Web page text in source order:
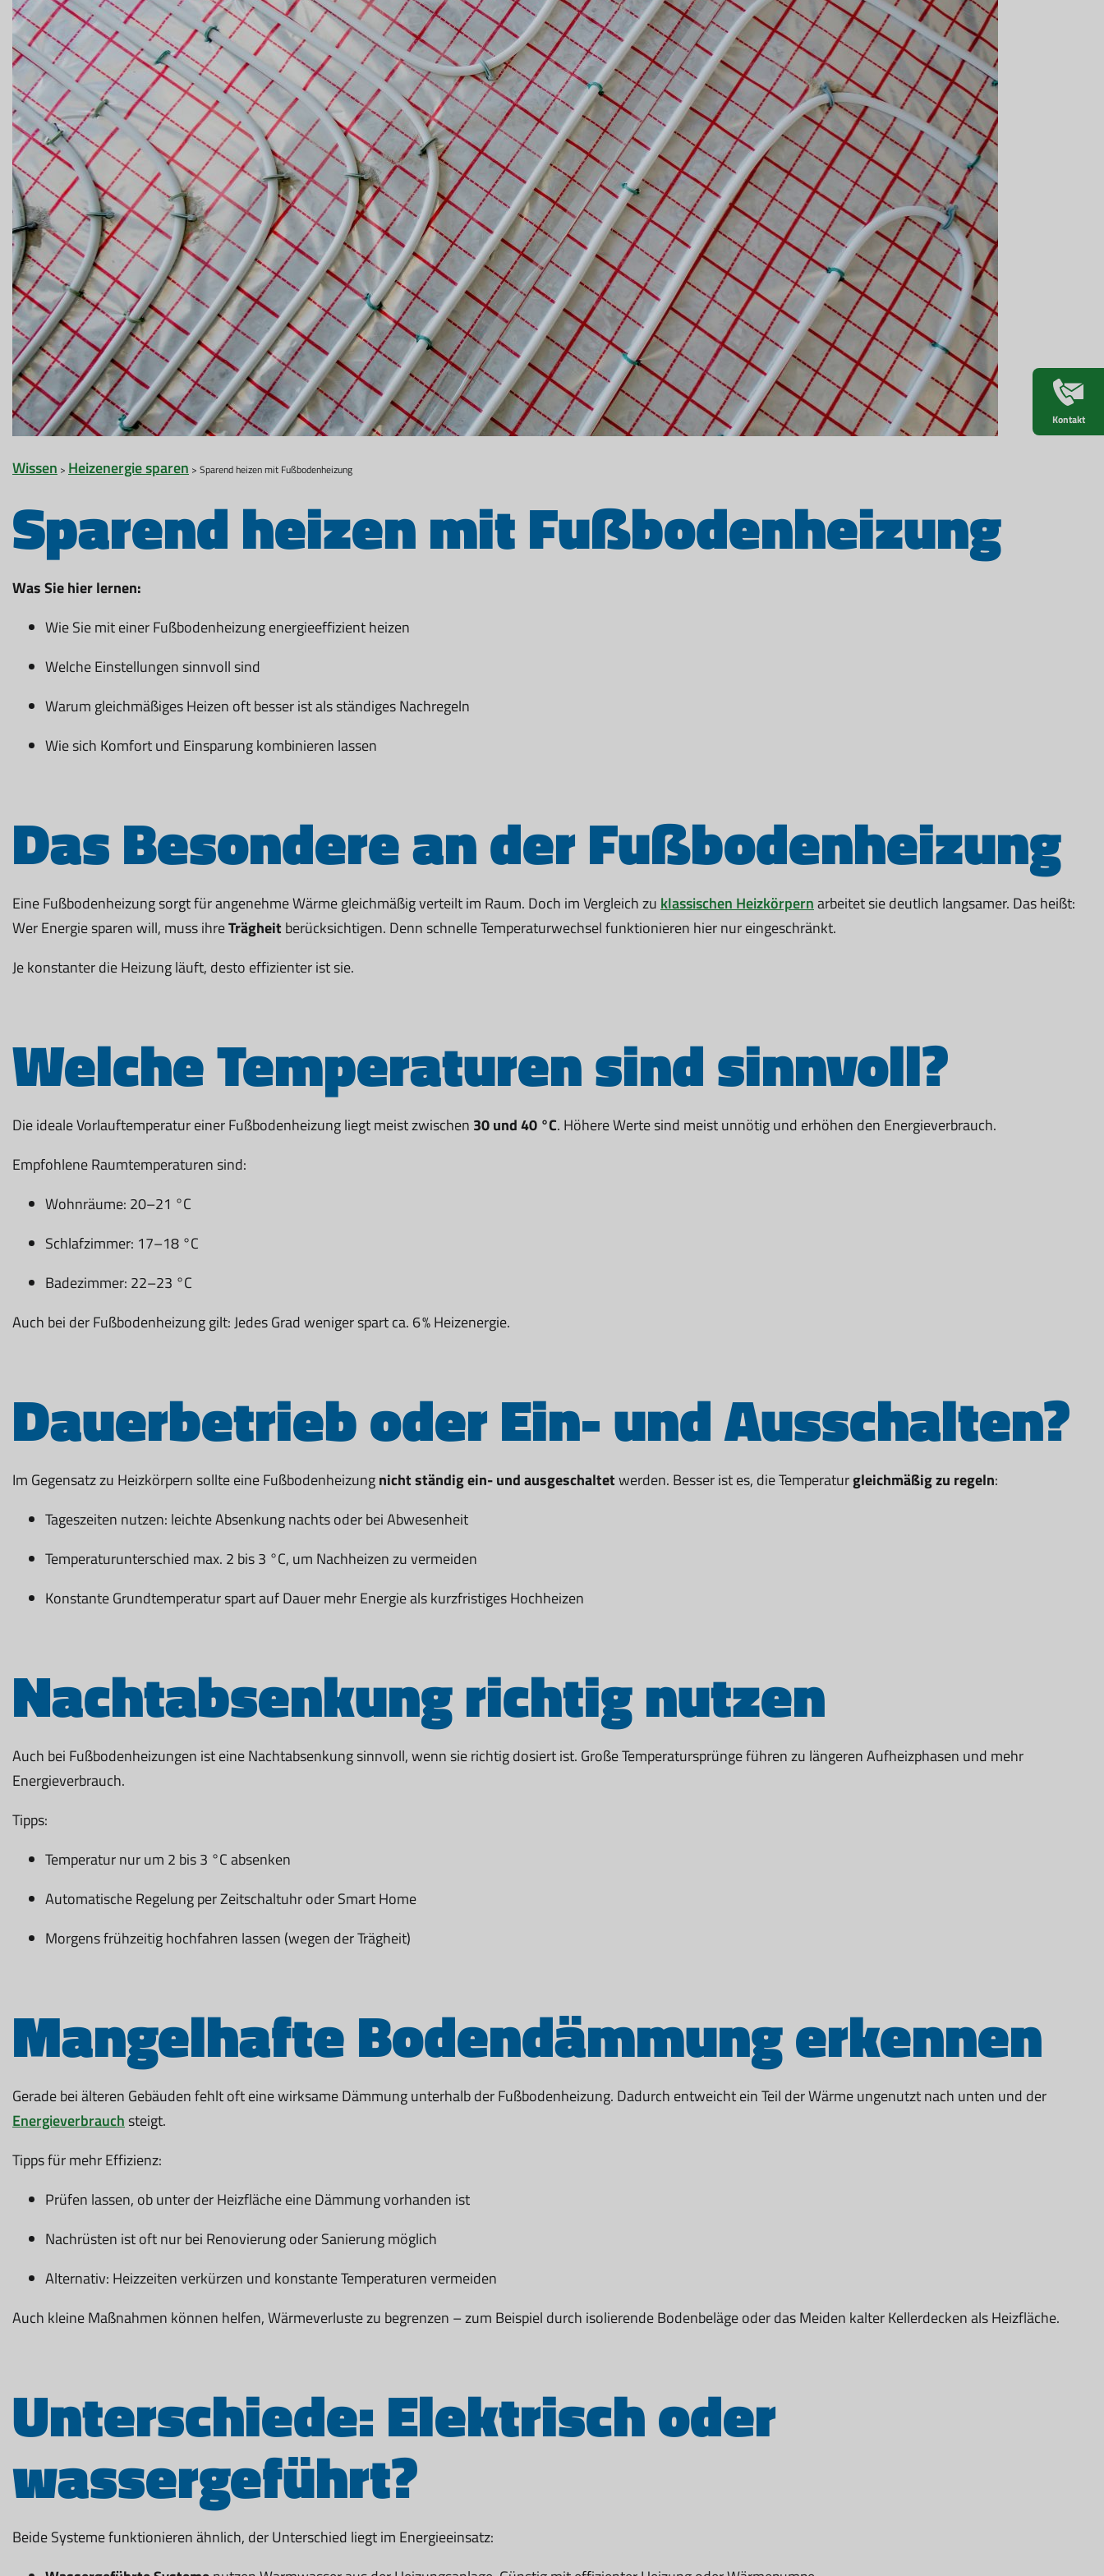
Wissen > Heizenergie sparen > Sparend heizen mit Fußbodenheizung
Sparend heizen mit Fußbodenheizung
Was Sie hier lernen:
Wie Sie mit einer Fußbodenheizung energieeffizient heizen
Welche Einstellungen sinnvoll sind
Warum gleichmäßiges Heizen oft besser ist als ständiges Nachregeln
Wie sich Komfort und Einsparung kombinieren lassen
Das Besondere an der Fußbodenheizung
Eine Fußbodenheizung sorgt für angenehme Wärme gleichmäßig verteilt im Raum. Doch im Vergleich zu klassischen Heizkörpernarbeitet sie deutlich langsamer. Das heißt:
Wer Energie sparen will, muss ihreTrägheit berücksichtigen. Denn schnelle Temperaturwechsel funktionieren hier nur eingeschränkt.
Je konstanter die Heizung läuft, desto effizienter ist sie.
Welche Temperaturen sind sinnvoll?
Die ideale Vorlauftemperatur einer Fußbodenheizung liegt meist zwischen 30 und 40 °C. Höhere Werte sind meist unnötig und erhöhen den Energieverbrauch.
Empfohlene Raumtemperaturen sind:
Wohnräume: 20–21 °C
Schlafzimmer: 17–18 °C
Badezimmer: 22–23 °C
Auch bei der Fußbodenheizung gilt: Jedes Grad weniger spart ca. 6 % Heizenergie.
Dauerbetrieb oder Ein- und Ausschalten?
Im Gegensatz zu Heizkörpern sollte eine Fußbodenheizungnicht ständig ein- und ausgeschaltetwerden. Besser ist es, die Temperaturgleichmäßig zu regeln:
Tageszeiten nutzen: leichte Absenkung nachts oder bei Abwesenheit
Temperaturunterschied max. 2 bis 3 °C, um Nachheizen zu vermeiden
Konstante Grundtemperatur spart auf Dauer mehr Energie als kurzfristiges Hochheizen
Nachtabsenkung richtig nutzen
Auch bei Fußbodenheizungen ist eine Nachtabsenkung sinnvoll, wenn sie richtig dosiert ist. Große Temperatursprünge führen zu längeren Aufheizphasen und mehr
Energieverbrauch.
Tipps:
Temperatur nur um 2 bis 3 °C absenken
Automatische Regelung per Zeitschaltuhr oder Smart Home
Morgens frühzeitig hochfahren lassen (wegen der Trägheit)
Mangelhafte Bodendämmung erkennen
Gerade bei älteren Gebäuden fehlt oft eine wirksame Dämmung unterhalb der Fußbodenheizung. Dadurch entweicht ein Teil der Wärme ungenutzt nach unten und der
Energieverbrauchsteigt.
Tipps für mehr Effizienz:
Prüfen lassen, ob unter der Heizfläche eine Dämmung vorhanden ist
Nachrüsten ist oft nur bei Renovierung oder Sanierung möglich
Alternativ: Heizzeiten verkürzen und konstante Temperaturen vermeiden
Auch kleine Maßnahmen können helfen, Wärmeverluste zu begrenzen – zum Beispiel durch isolierende Bodenbeläge oder das Meiden kalter Kellerdecken als Heizfläche.
Unterschiede: Elektrisch oder
wassergeführt?
Beide Systeme funktionieren ähnlich, der Unterschied liegt im Energieeinsatz:
Kontakt